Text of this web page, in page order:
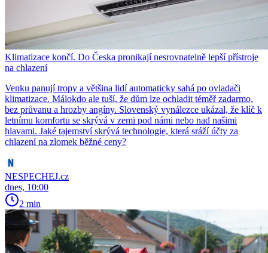
Klimatizace končí. Do Česka pronikají nesrovnatelně lepší přístroje
na chlazení
Venku panují tropy a většina lidí automaticky sahá po ovladači
klimatizace. Málokdo ale tuší, že dům lze ochladit téměř zadarmo,
bez průvanu a hrozby angíny. Slovenský vynálezce ukázal, že klíč k
letnímu komfortu se skrývá v zemi pod námi nebo nad našimi
hlavami. Jaké tajemství skrývá technologie, která sráží účty za
chlazení na zlomek běžné ceny?
NESPECHEJ.cz
dnes, 10:00
2 min